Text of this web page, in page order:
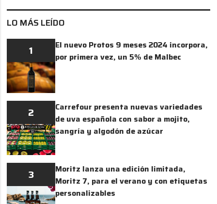
LO MÁS LEÍDO
1
El nuevo Protos 9 meses 2024 incorpora,
por primera vez, un 5% de Malbec
2
Carrefour presenta nuevas variedades
de uva española con sabor a mojito,
sangría y algodón de azúcar
3
Moritz lanza una edición limitada,
Moritz 7, para el verano y con etiquetas
personalizables